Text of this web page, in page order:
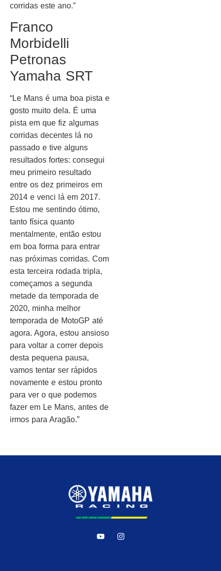
corridas este ano.”
Franco
Morbidelli
Petronas
Yamaha SRT
“Le Mans é uma boa pista e
gosto muito dela. É uma
pista em que fiz algumas
corridas decentes lá no
passado e tive alguns
resultados fortes: consegui
meu primeiro resultado
entre os dez primeiros em
2014 e venci lá em 2017.
Estou me sentindo ótimo,
tanto física quanto
mentalmente, então estou
em boa forma para entrar
nas próximas corridas. Com
esta terceira rodada tripla,
começamos a segunda
metade da temporada de
2020, minha melhor
temporada de MotoGP até
agora. Agora, estou ansioso
para voltar a correr depois
desta pequena pausa,
vamos tentar ser rápidos
novamente e estou pronto
para ver o que podemos
fazer em Le Mans, antes de
irmos para Aragão.”